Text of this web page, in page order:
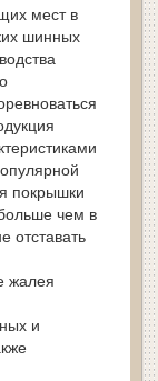
мест в
шинных
покрышки
чем в
отставать
жалея
и